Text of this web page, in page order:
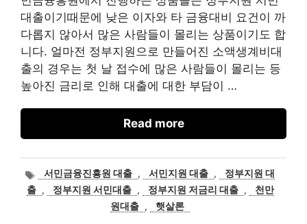
대출이기때문에 낮은 이자와 타 금융대비 요건이 까
다롭지 않아서 많은 사람들이 몰리는 상품이기도 합
니다. 얼마전 정부지원으로 만들어진 소액생계비대
출의 경우는 첫 날 접수에 많은 사람들이 몰리는 등
높아진 금리로 인해 대출에 대한 부담이 …
Read more
태서민금융진흥원 대출 , 서민지원 대출 ,
정부지원 대
출 , 정부지원 서민대출 , 정부지원 저금리 대출 ,
천만
원대출 , 햇살론